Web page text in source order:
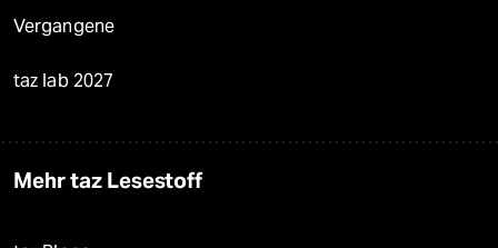
Vergangene
taz lab 2027
Mehr taz Lesestoff